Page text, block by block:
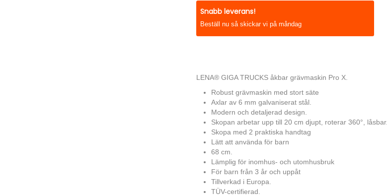
Snabb leverans!
Beställ nu så skickar vi på måndag
LENA® GIGA TRUCKS åkbar grävmaskin Pro X.
Robust grävmaskin med stort säte
Axlar av 6 mm galvaniserat stål.
Modern och detaljerad design.
Skopan arbetar upp till 20 cm djupt, roterar 360°, låsbar.
Skopa med 2 praktiska handtag
Lätt att använda för barn
68 cm.
Lämplig för inomhus- och utomhusbruk
För barn från 3 år och uppåt
Tillverkad i Europa.
TÜV-certifierad.